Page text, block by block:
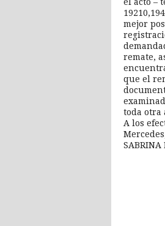
mejor
remate,
que el
toda otra
A los
SABRINA